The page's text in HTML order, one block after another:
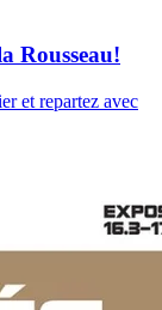
Rousseau!
et repartez avec